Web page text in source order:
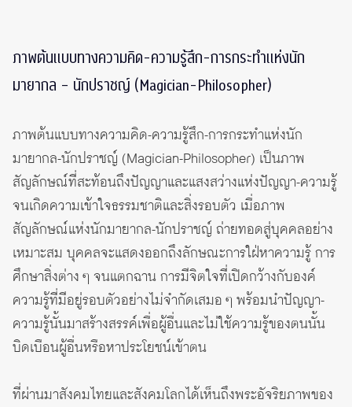
ภาพต้นแบบทางความคิด-ความรู้สึก-การกระทำแห่งนัก
มายากล – นักปราชญ์ (Magician-Philosopher)
ภาพต้นแบบทางความคิด-ความรู้สึก-การกระทำแห่งนัก
มายากล-นักปราชญ์ (Magician-Philosopher) เป็นภาพ
สัญลักษณ์ที่สะท้อนถึงปัญญาและแสงสว่างแห่งปัญญา-ความรู้
จนเกิดความเข้าใจธรรมชาติและสิ่งรอบตัว เมื่อภาพ
สัญลักษณ์แห่งนักมายากล-นักปราชญ์ ถ่ายทอดสู่บุคคลอย่าง
เหมาะสม บุคคลจะแสดงออกถึงลักษณะการใฝ่หาความรู้ การ
ศึกษาสิ่งต่าง ๆ จนแตกฉาน การมีจิตใจที่เปิดกว้างกับองค์
ความรู้ที่มีอยู่รอบตัวอย่างไม่จำกัดเสมอ ๆ พร้อมนำปัญญา-
ความรู้นั้นมาสร้างสรรค์เพื่อผู้อื่นและไม่ใช้ความรู้ของตนนั้น
บิดเบือนผู้อื่นหรือหาประโยชน์เข้าตน
ที่ผ่านมาสังคมไทยและสังคมโลกได้เห็นถึงพระอัจริยภาพของ